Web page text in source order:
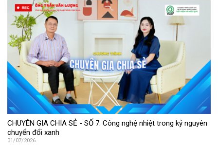
CHUYÊN GIA CHIA SẺ - SỐ 7: Công nghệ nhiệt trong kỷ nguyên
chuyển đổi xanh
31/07/2026